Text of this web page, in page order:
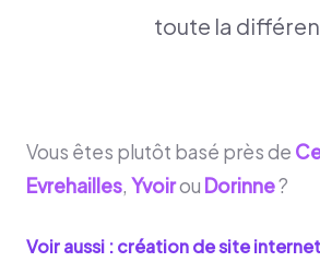
toute la
Vous êtes plutôt basé près de
Evrehailles, Yvoirou Dorinne?
Voir aussi : création de site